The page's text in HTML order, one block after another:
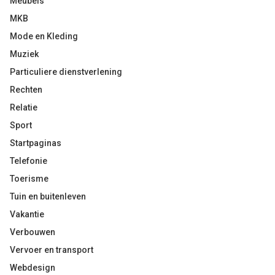
MKB
Mode en Kleding
Muziek
Particuliere dienstverlening
Rechten
Relatie
Sport
Startpaginas
Telefonie
Toerisme
Tuin en buitenleven
Vakantie
Verbouwen
Vervoer en transport
Webdesign